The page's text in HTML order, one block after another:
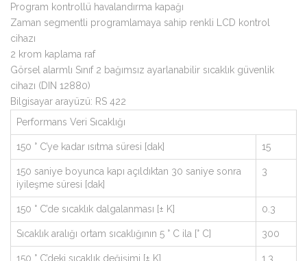
Program kontrollü havalandırma kapağı
Zaman segmentli programlamaya sahip renkli LCD kontrol
cihazı
2 krom kaplama raf
Görsel alarmlı Sınıf 2 bağımsız ayarlanabilir sıcaklık güvenlik
cihazı (DIN 12880)
Bilgisayar arayüzü: RS 422
Performans Veri Sıcaklığı
150 ° C’ye kadar ısıtma süresi [dak] 15
150 saniye boyunca kapı açıldıktan 30 saniye sonra
iyileşme süresi [dak]
3
150 ° C’de sıcaklık dalgalanması [± K] 0.3
Sıcaklık aralığı ortam sıcaklığının 5 ° C ila [° C] 300
150 ° C’deki sıcaklık değişimi [± K] 1.3